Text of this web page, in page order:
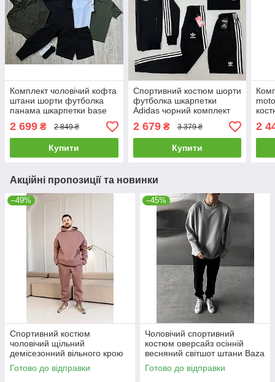
Комплект чоловічий кофта
штани шорти футболка
панама шкарпетки base
хакі весняний осінній
літній
2 699 ₴ 2 849 ₴
Купити
Спортивний костюм шорти
футболка шкарпетки
Adidas чорний комплект
чоловічий адідас весняний
літній
2 679₴ 3 379 ₴
Купити
Бмв
2
Акційні пропозиції та новинки
–49%
Спортивний костюм
чоловічий щільний
демісезонний вільного крою
худі штани Clyde коричневий
Готово до відправки
–45%
Чоловічий спортивний
костюм оверсайз осінній
весняний світшот штани Baza
сірий-чорний
Готово до відправки